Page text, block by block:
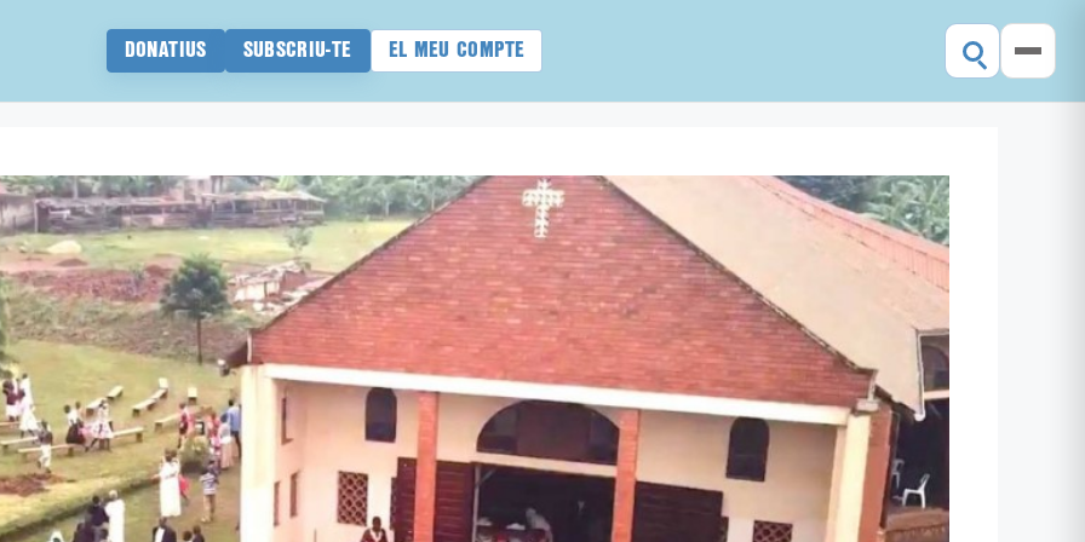
DONATIUS SUBSCRIU-TE EL MEU COMPTE